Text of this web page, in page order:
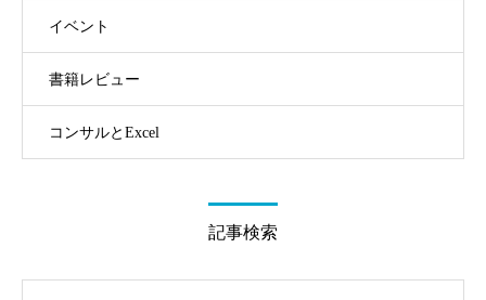
イベント
書籍レビュー
コンサルとExcel
記事検索